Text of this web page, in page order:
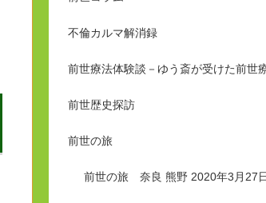
不倫カルマ解消録
前世療法体験談－ゆう斎が受けた前世
前世歴史探訪
前世の旅
前世の旅 奈良 熊野 2020年3月27